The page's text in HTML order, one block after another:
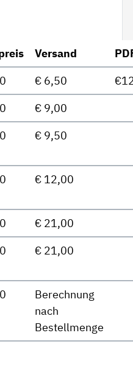
Versand
€ 6,50
€ 9,00
€ 9,50
€ 12,00
€ 21,00
€ 21,00
Berechnung
nach
Bestellmenge